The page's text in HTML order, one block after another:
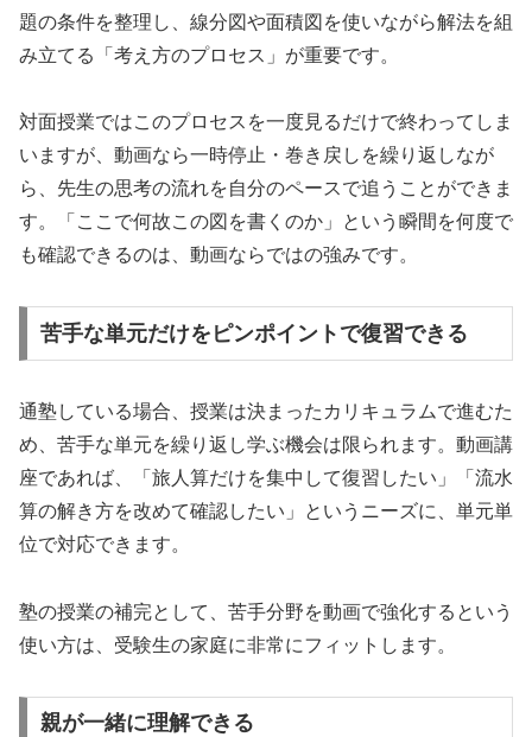
題の条件を整理し、線分図や面積図を使いながら解法を組
み立てる「考え方のプロセス」が重要です。
対面授業ではこのプロセスを一度見るだけで終わってしま
いますが、動画なら一時停止・巻き戻しを繰り返しなが
ら、先生の思考の流れを自分のペースで追うことができま
す。「ここで何故この図を書くのか」という瞬間を何度で
も確認できるのは、動画ならではの強みです。
苦手な単元だけをピンポイントで復習できる
通塾している場合、授業は決まったカリキュラムで進むた
め、苦手な単元を繰り返し学ぶ機会は限られます。動画講
座であれば、「旅人算だけを集中して復習したい」「流水
算の解き方を改めて確認したい」というニーズに、単元単
位で対応できます。
塾の授業の補完として、苦手分野を動画で強化するという
使い方は、受験生の家庭に非常にフィットします。
親が一緒に理解できる